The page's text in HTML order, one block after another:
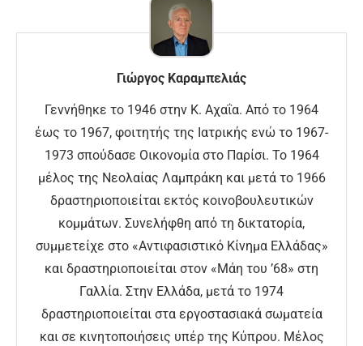
Γιώργος Καραμπελιάς
Γεννήθηκε το 1946 στην Κ. Αχαΐα. Από το 1964
έως το 1967, φοιτητής της Ιατρικής ενώ το 1967-
1973 σπούδασε Οικονομία στο Παρίσι. Το 1964
μέλος της Νεολαίας Λαμπράκη και μετά το 1966
δραστηριοποιείται εκτός κοινοβουλευτικών
κομμάτων. Συνελήφθη από τη δικτατορία,
συμμετείχε στο «Αντιφασιστικό Κίνημα Ελλάδας»
και δραστηριοποιείται στον «Μάη του ’68» στη
Γαλλία. Στην Ελλάδα, μετά το 1974
δραστηριοποιείται στα εργοστασιακά σωματεία
και σε κινητοποιήσεις υπέρ της Κύπρου. Μέλος